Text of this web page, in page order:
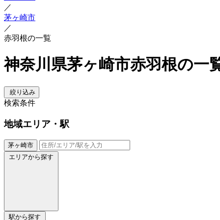
／
茅ヶ崎市
／
赤羽根の一覧
神奈川県茅ヶ崎市赤羽根の一
絞り込み
検索条件
地域エリア・駅
茅ヶ崎市
エリアから探す
駅から探す